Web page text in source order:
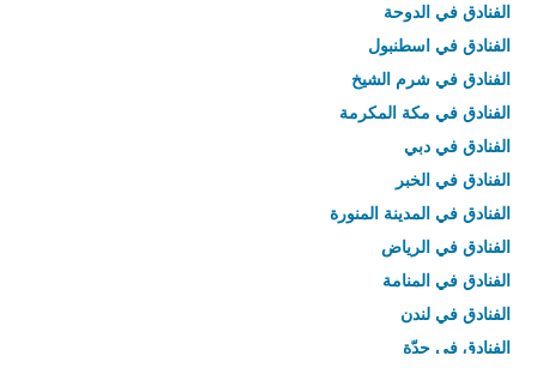
الفنادق في الدوحة
الفنادق في اسطنبول
الفنادق في شرم الشيخ
الفنادق في مكة المكرمة
الفنادق في دبي
الفنادق في الخبر
الفنادق في المدينة المنورة
الفنادق في الرياض
الفنادق في المنامة
الفنادق في لندن
الفنادق في جدّة